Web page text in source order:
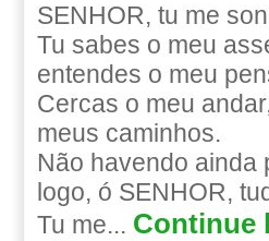
SENHOR, tu me
Tu sabes o meu
entendes o meu
Cercas o meu
meus caminhos.
Não havendo ainda
logo, ó SENHOR,
Tu me... Continue